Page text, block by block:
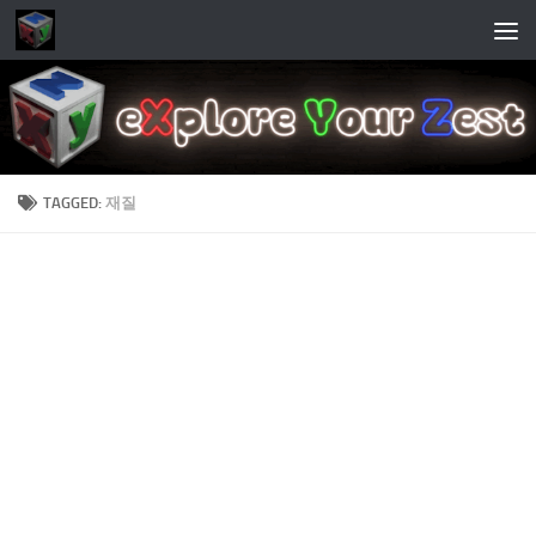
Skip to content
TAGGED:재질